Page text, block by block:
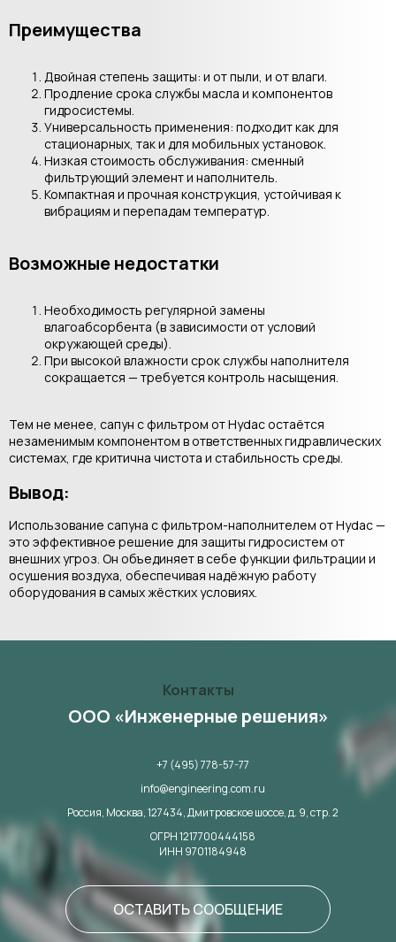
Преимущества
Двойная степень защиты: и от пыли, и от влаги.
Продление срока службы масла и компонентов
гидросистемы.
Универсальность применения: подходит как для
стационарных, так и для мобильных установок.
Низкая стоимость обслуживания: сменный
фильтрующий элемент и наполнитель.
Компактная и прочная конструкция, устойчивая к
вибрациям и перепадам температур.
Возможные недостатки
Необходимость регулярной замены
влагоабсорбента (в зависимости от условий
окружающей среды).
При высокой влажности срок службы наполнителя
сокращается — требуется контроль насыщения.
Тем не менее, сапун с фильтром от Hydac остаётся
незаменимым компонентом в ответственных гидравлических
системах, где критична чистота и стабильность среды.
Вывод:
Использование сапуна с фильтром-наполнителем от Hydac —
это эффективное решение для защиты гидросистем от
внешних угроз. Он объединяет в себе функции фильтрации и
осушения воздуха, обеспечивая надёжную работу
оборудования в самых жёстких условиях.
Контакты
ООО «Инженерные решения»
+7 (495) 778-57-77
info@engineering.com.ru
Россия, Москва,127434,Дмитровское шоссе, д. 9, стр. 2
ОГРН 1217700444158
ИНН 9701184948
ОСТАВИТЬ СООБЩЕНИЕ